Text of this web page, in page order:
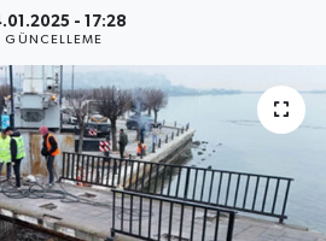
- 17:28
GÜNCELLEME